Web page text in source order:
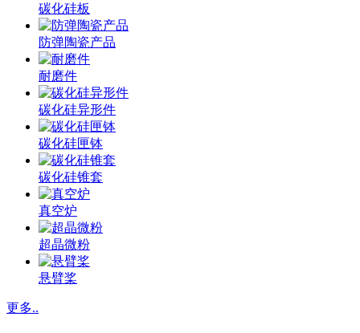
碳化硅板
防弹陶瓷产品
耐磨件
碳化硅异形件
碳化硅匣钵
碳化硅锥套
真空炉
超晶微粉
悬臂桨
更多..